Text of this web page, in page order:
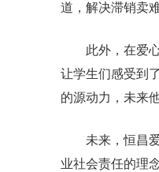
道，解决滞销卖
此外，在爱
让学生们感受到
的源动力，未来
未来，恒昌
业社会责任的理